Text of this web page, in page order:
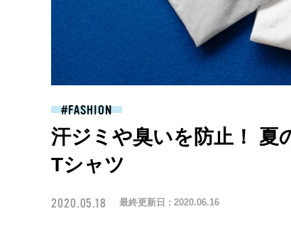
FASHION
汗ジミや臭いを防止！ 夏
Tシャツ
2020.05.18 最終更新日 : 2020.06.16